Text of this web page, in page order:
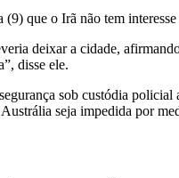
que o Irã não tem
deixar a cidade,
disse ele.
sob custódia
seja impedida por